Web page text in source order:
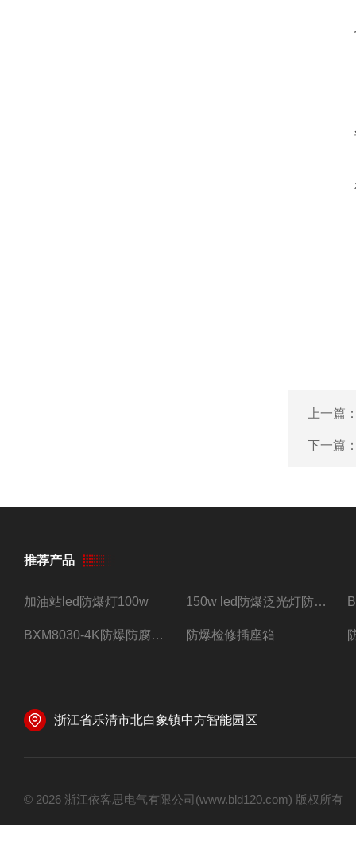
上一篇
下一篇
推荐产品
加油站led防爆灯100w 150w led防爆泛光灯防水防尘防爆三防灯
BXM8030-4K防爆防腐照明配电箱四路带总开关 防爆检修插座箱
浙江省乐清市北白象镇中方智能园区
© 2026 浙江依客思电气有限公司(www.bld120.com) 版权所有